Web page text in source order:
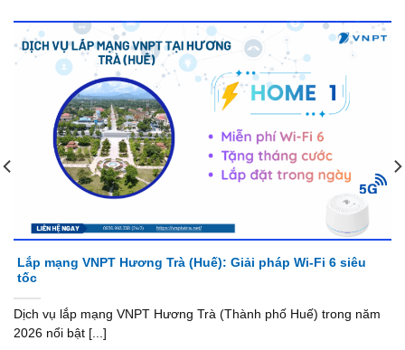
Lắp mạng VNPT Hương Trà (Huế): Giải pháp Wi-Fi 6 siêu
tốc
Dịch vụ lắp mạng VNPT Hương Trà (Thành phố Huế) trong năm
2026 nổi bật [...]